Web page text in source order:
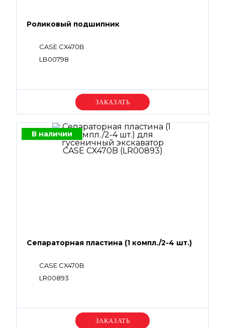
Роликовый подшипник
CASE CX470B
LB00798
Уточняйте цену
В наличии
Сепараторная пластина (1 компл./2-4 шт.)
CASE CX470B
LR00893
Уточняйте цену